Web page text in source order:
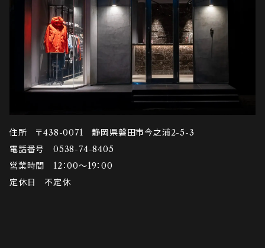
住所 〒438-0071 静岡県磐田市今之浦2-5-3
電話番号 0538-74-8405
営業時間 12：00～19：00
定休日 不定休